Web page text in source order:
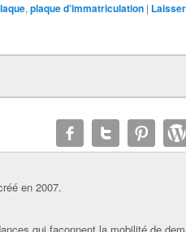
, plaque d’immatriculation |
en 2007.